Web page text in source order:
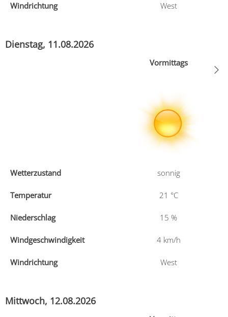
Windrichtung West
Dienstag, 11.08.2026
Vormittags
Wetterzustand sonnig
Temperatur 21 °C
Niederschlag 15 %
Windgeschwindigkeit 4 km/h
Windrichtung West
Mittwoch, 12.08.2026